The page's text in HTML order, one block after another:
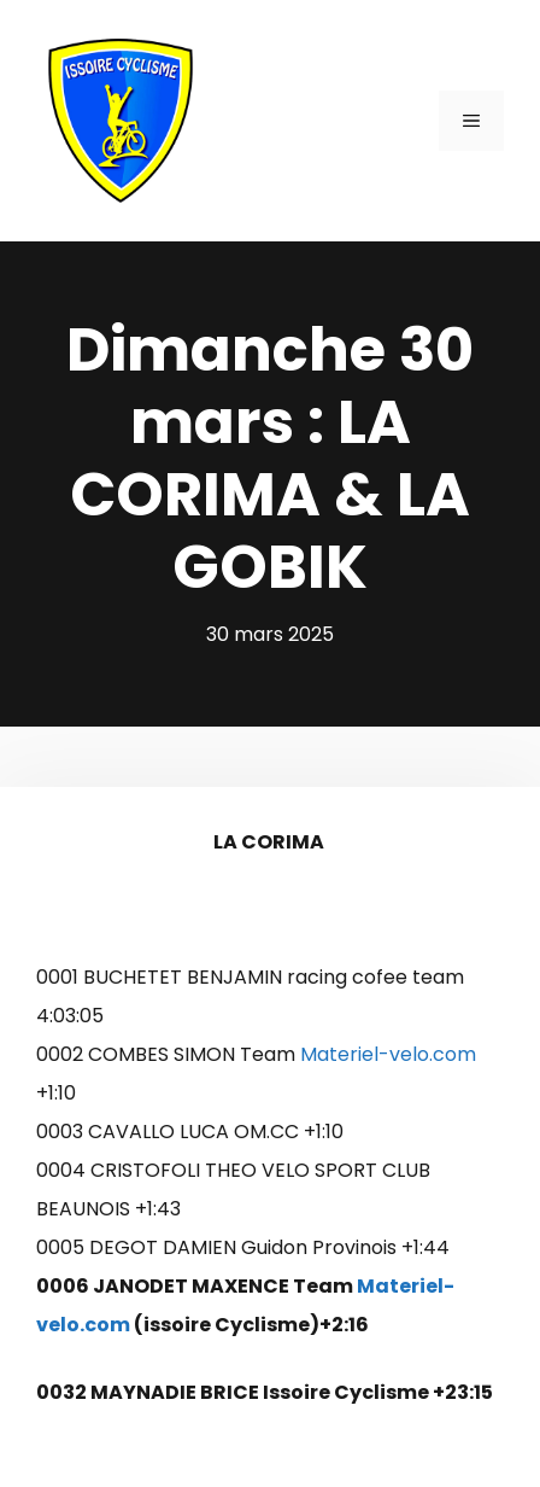
contenu
MENU
Dimanche 30
mars : LA
CORIMA & LA
GOBIK
30 mars 2025
LA CORIMA
0001 BUCHETET BENJAMIN racing cofee team
4:03:05
0002 COMBES SIMON Team Materiel-velo.com
+1:10
0003 CAVALLO LUCA OM.CC +1:10
0004 CRISTOFOLI THEO VELO SPORT CLUB
BEAUNOIS +1:43
0005 DEGOT DAMIEN Guidon Provinois +1:44
0006 JANODET MAXENCE TeamMateriel-
velo.com(issoire Cyclisme)+2:16
0032 MAYNADIE BRICE Issoire Cyclisme +23:15